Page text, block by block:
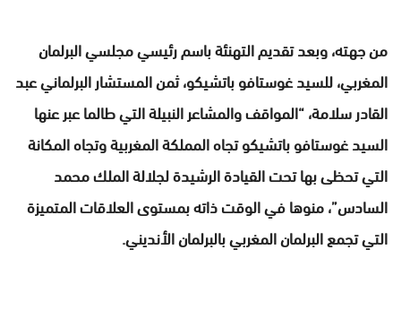
من جهته، وبعد تقديم التهنئة باسم رئيسي مجلسي البرلمان
المغربي، للسيد غوستافو باتشيكو، ثمن المستشار البرلماني عبد
القادر سلامة، “المواقف والمشاعر النبيلة التي طالما عبر عنها
السيد غوستافو باتشيكو تجاه المملكة المغربية وتجاه المكانة
التي تحظى بها تحت القيادة الرشيدة لجلالة الملك محمد
السادس”، منوها في الوقت ذاته بمستوى العلاقات المتميزة
التي تجمع البرلمان المغربي بالبرلمان الأنديني.